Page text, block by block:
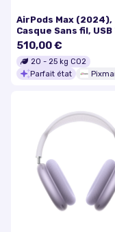
AirPods Max (2024),
Casque Sans fil,
C Bluetooth, Orange
Excellent état
510,00 €
20 - 25 kg CO2
Parfait état